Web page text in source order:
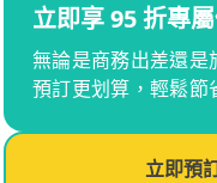
立即享 95 折專
無論是商務出差還是
預訂更划算，輕鬆節
立即預